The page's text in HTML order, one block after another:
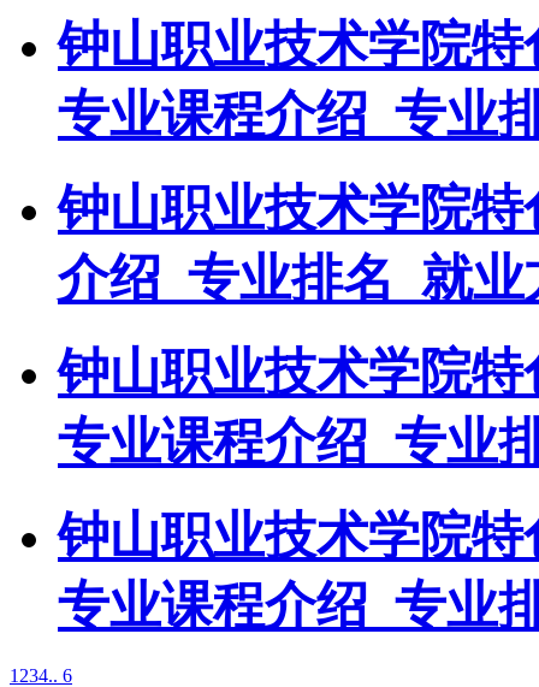
钟山职业技术学院
专业课程介绍_专业
钟山职业技术学院
介绍_专业排名_就业
钟山职业技术学院
专业课程介绍_专业
钟山职业技术学院
专业课程介绍_专业
1 234.. 6